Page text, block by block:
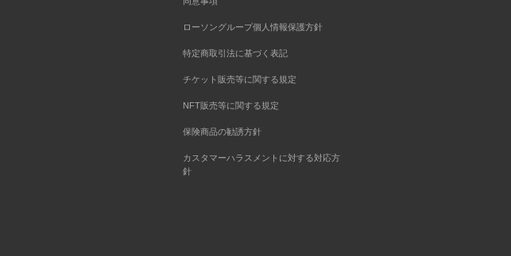
ローソングループ個人情報保護方針
特定商取引法に基づく表記
チケット販売等に関する規定
NFT販売等に関する規定
保険商品の勧誘方針
カスタマーハラスメントに対する対応方
針